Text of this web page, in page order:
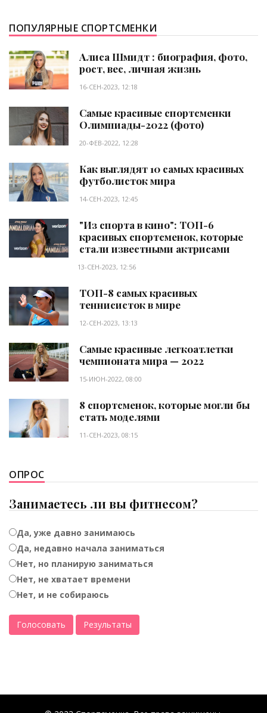
ПОПУЛЯРНЫЕ СПОРТСМЕНКИ
Алиса Шмидт : биография, фото,
рост, вес, личная жизнь
16-СЕН-2023, 12:18
Самые красивые спортсменки
Олимпиады-2022 (фото)
20-ФЕВ-2022, 12:28
Как выглядят 10 самых красивых
футболисток мира
14-СЕН-2023, 12:45
"Из спорта в кино": ТОП-6
красивых спортсменок, которые
стали известными актрисами
13-СЕН-2023, 12:56
ТОП-8 самых красивых
теннисисток в мире
12-СЕН-2023, 13:13
Самые красивые легкоатлетки
чемпионата мира — 2022
15-ИЮН-2022, 08:00
8 спортсменок, которые могли бы
стать моделями
11-СЕН-2023, 08:15
ОПРОС
Занимаетесь ли вы фитнесом?
Да, уже давно занимаюсь
Да, недавно начала заниматься
Нет, но планирую заниматься
Нет, не хватает времени
Нет, и не собираюсь
Голосовать Результаты